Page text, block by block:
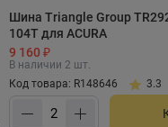
Шина Triangle Group
104T для ACURA
9 160 ₽
В наличии 2 шт.
Код товара: R148646
3.3